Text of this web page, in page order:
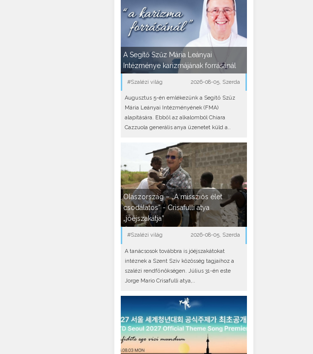
A Segítő Szűz Mária Leányai
Intézménye karizmájának forrásánál
#Szalézi világ 2026-08-05, Szerda
Augusztus 5-én emlékezünk a Segítő Szűz
Mária Leányai Intézményének (FMA)
alapítására. Ebből az alkalomból Chiara
Cazzuola generális anya üzenetet küld a..
Olaszország – „A missziós élet
csodálatos” - Crisafulli atya
„jóéjszakátja”
#Szalézi világ 2026-08-05, Szerda
A tanácsosok továbbra is jóéjszakátokat
intéznek a Szent Szív közösség tagjaihoz a
szalézi rendfőnökségen. Július 31-én este
Jorge Mario Crisafulli atya,..